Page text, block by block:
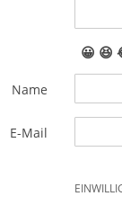
😀 😆
Name
E-Mail